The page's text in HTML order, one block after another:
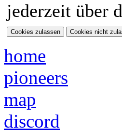
jederzeit über
home
pioneers
map
discord